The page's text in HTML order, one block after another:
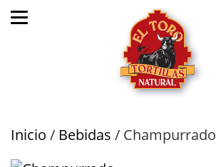
Inicio / Bebidas / Champurrado